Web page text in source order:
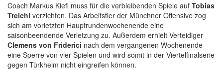
Coach Markus Kiefl muss für die verbleibenden Spiele auf Tobias
Treichl verzichten. Das Arbeitstier der Münchner Offensive zog
sich am vorletzten Hauptrundenwochenende eine
saisonbeendende Verletzung zu. Außerdem erhielt Verteidiger
Clemens von Friderici nach dem vergangenen Wochenende
eine Sperre von vier Spielen und wird somit in der Viertelfinalserie
gegen Türkheim nicht eingreifen können.